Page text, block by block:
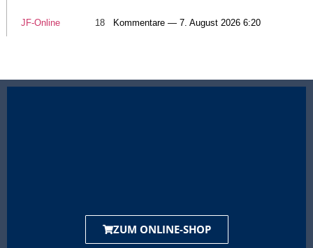
JF-Online 18 Kommentare — 7. August 2026 6:20
ZUM ONLINE-SHOP